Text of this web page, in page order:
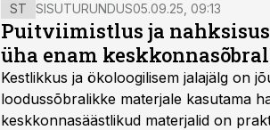
ST SISUTURUNDUS05.09.25, 09:13
Puitviimistlus ja
üha enam
Kestlikkus ja ökoloogilisem jalajälg on
loodussõbralikke materjale kasutama
keskkonnasäästlikud materjalid on